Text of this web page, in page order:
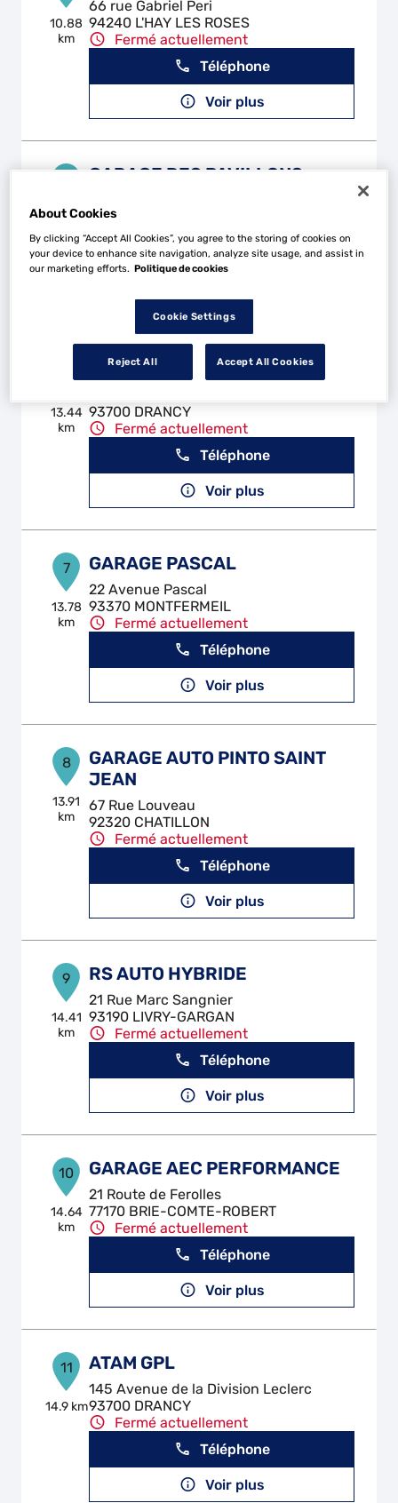
10.88
km
66 rue Gabriel Peri
94240 L'HAY LES ROSES
Fermé actuellement
Téléphone
Voir plus
12.13
km
GARAGE DES PAVILLONS
93320 LES PAVILLONS-SOUS-BOIS
Fermé actuellement
Téléphone
Voir plus
13.44
km
GARAGE RM
93700 DRANCY
Fermé actuellement
Téléphone
Voir plus
7
13.78
km
GARAGE PASCAL
22 Avenue Pascal
93370 MONTFERMEIL
Fermé actuellement
Téléphone
Voir plus
8
13.91
km
GARAGE AUTO PINTO SAINT
JEAN
67 Rue Louveau
92320 CHATILLON
Fermé actuellement
Téléphone
Voir plus
9
14.41
km
RS AUTO HYBRIDE
21 Rue Marc Sangnier
93190 LIVRY-GARGAN
Fermé actuellement
Téléphone
Voir plus
10
14.64
km
GARAGE AEC PERFORMANCE
21 Route de Ferolles
77170 BRIE-COMTE-ROBERT
Fermé actuellement
Téléphone
Voir plus
11
14.9 km
ATAM GPL
145 Avenue de la Division Leclerc
93700 DRANCY
Fermé actuellement
Téléphone
Voir plus
About Cookies
By clicking “Accept All Cookies”, you agree to the storing of cookies on
your device to enhance site navigation, analyze site usage, and assist in
our marketing efforts. Politique de cookies
Cookie Settings
Reject All Accept All Cookies